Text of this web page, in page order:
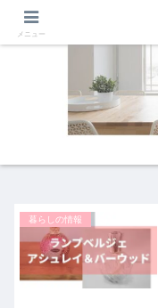
暮らしの情報
メニュー